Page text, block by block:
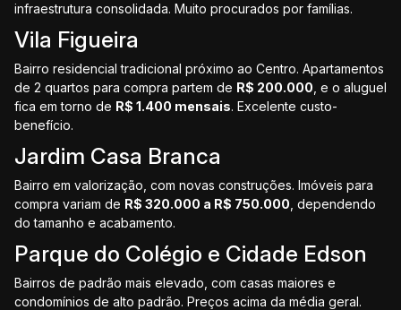
infraestrutura consolidada. Muito procurados por famílias.
Vila Figueira
Bairro residencial tradicional próximo ao Centro. Apartamentos
de 2 quartos para compra partem de R$ 200.000 , e o aluguel
fica em torno de R$ 1.400 mensais. Excelente custo-
benefício.
Jardim Casa Branca
Bairro em valorização, com novas construções. Imóveis para
compra variam de R$ 320.000 a R$ 750.000 , dependendo
do tamanho e acabamento.
Parque do Colégio e Cidade Edson
Bairros de padrão mais elevado, com casas maiores e
condomínios de alto padrão. Preços acima da média geral.